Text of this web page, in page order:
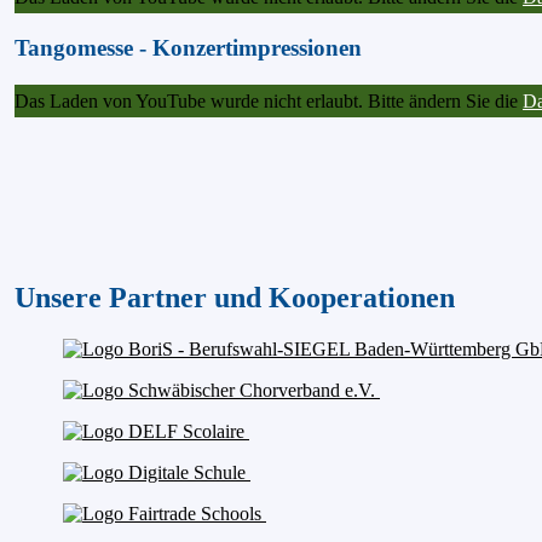
Tangomesse - Konzertimpressionen
Das Laden von YouTube wurde nicht erlaubt. Bitte ändern Sie die
Unsere Partner und Kooperationen